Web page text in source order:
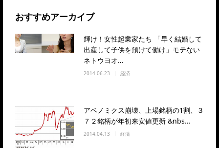
おすすめアーカイブ
輝け！女性起業家たち 「早く結婚して
出産して子供を預けて働け」モテない
ネトウヨオ…
2014.06.23 経済
アベノミクス崩壊、上場銘柄の1割、３
７２銘柄が年初来安値更新 &nbs…
2014.04.13 経済